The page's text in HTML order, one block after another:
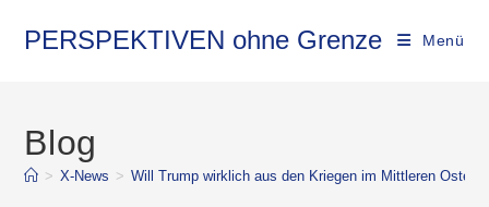
PERSPEKTIVEN ohne Grenze Menü
Blog
> X-News > Will Trump wirklich aus den Kriegen im Mittleren Osten